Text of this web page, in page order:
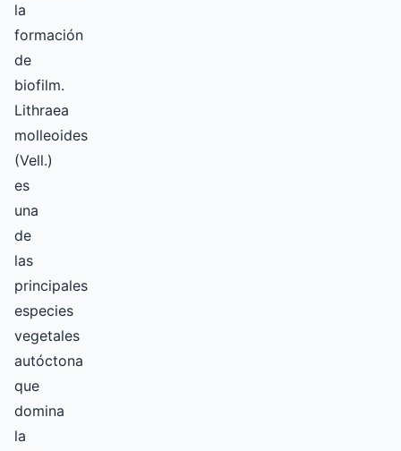
la
formación
de
biofilm.
Lithraea
molleoides
(Vell.)
es
una
de
las
principales
especies
vegetales
autóctona
que
domina
la